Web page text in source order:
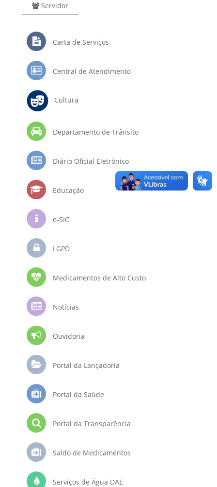
Servidor
Carta de Serviços
Central de Atendimento
Cultura
Departamento de Trânsito
Diário Oficial Eletrônico
Educação
e-SIC
LGPD
Medicamentos de Alto Custo
Notícias
Ouvidoria
Portal da Lançadoria
Portal da Saúde
Portal da Transparência
Saldo de Medicamentos
Serviços de Água DAE